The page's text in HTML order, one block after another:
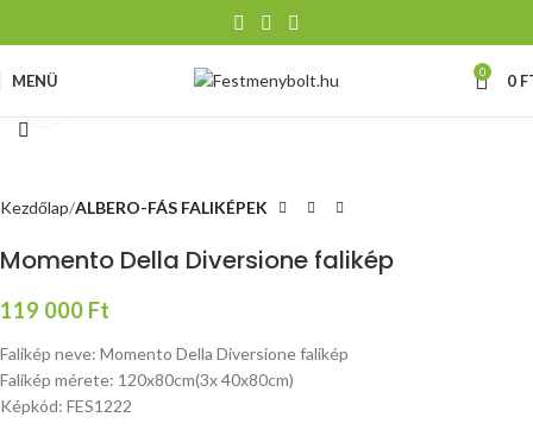
MENÜ 0 0
Kezdőlap ALBERO-FÁS FALIKÉPEK
Momento Della Diversione falikép
119 000 Ft
Falikép neve: Momento Della Diversione falikép
Falikép mérete: 120x80cm(3x 40x80cm)
Képkód: FES1222